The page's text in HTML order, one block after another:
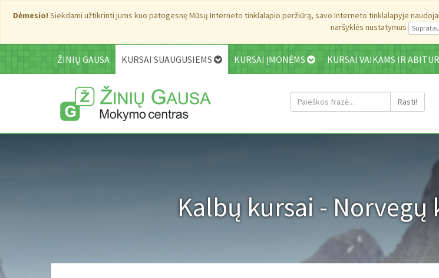
Dėmesio! Siekdami užtikrinti jums kuo patogesnę Mūsų Interneto tinklalapio peržiūrą, savo Interneto tinklalapyje
naršyklės nustatymus
ŽINIŲ GAUSA KURSAI SUAUGUSIEMS KURSAI ĮMONĖMS KURSAI VAIKAMS IR
Rasti!
Kalbų kursai -